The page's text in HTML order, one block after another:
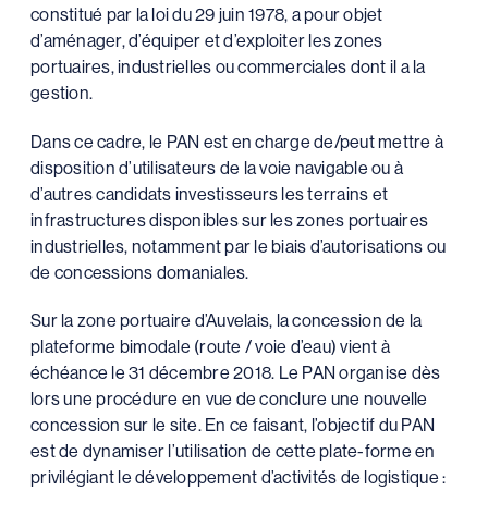
constitué par la loi du 29 juin 1978, a pour objet
d’aménager, d’équiper et d’exploiter les zones
portuaires, industrielles ou commerciales dont il a la
gestion.
Dans ce cadre, le PAN est en charge de/peut mettre à
disposition d’utilisateurs de la voie navigable ou à
d’autres candidats investisseurs les terrains et
infrastructures disponibles sur les zones portuaires
industrielles, notamment par le biais d’autorisations ou
de concessions domaniales.
Sur la zone portuaire d’Auvelais, la concession de la
plateforme bimodale (route / voie d’eau) vient à
échéance le 31 décembre 2018. Le PAN organise dès
lors une procédure en vue de conclure une nouvelle
concession sur le site. En ce faisant, l’objectif du PAN
est de dynamiser l’utilisation de cette plate-forme en
privilégiant le développement d’activités de logistique :